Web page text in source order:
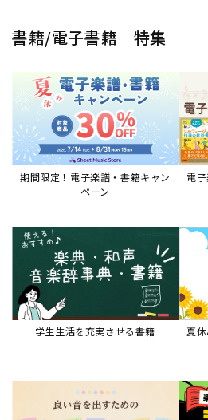
書籍/電子書籍 特集
期間限定！電子楽譜・書籍キャン
ペーン
電
学生生活を充実させる書籍
夏